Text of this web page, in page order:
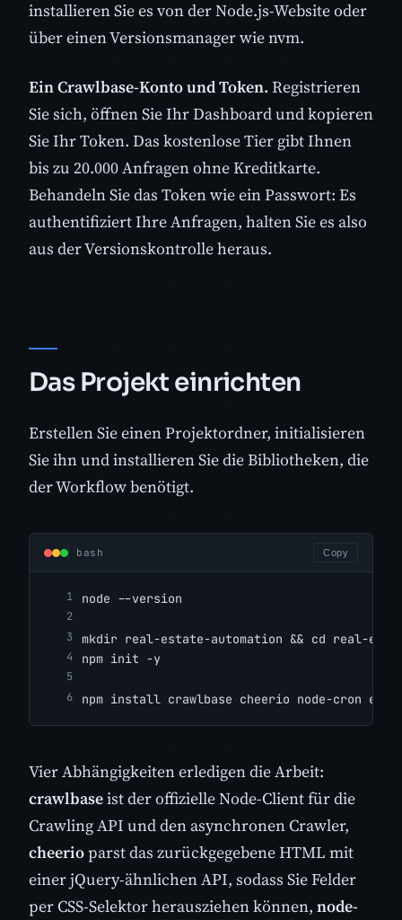
installieren Sie es von der Node.js-Website oder
über einen Versionsmanager wie nvm.
Ein Crawlbase-Konto und Token. Registrieren
Sie sich, öffnen Sie Ihr Dashboard und kopieren
Sie Ihr Token. Das kostenlose Tier gibt Ihnen
bis zu 20.000 Anfragen ohne Kreditkarte.
Behandeln Sie das Token wie ein Passwort: Es
authentifiziert Ihre Anfragen, halten Sie es also
aus der Versionskontrolle heraus.
Das Projekt einrichten
Erstellen Sie einen Projektordner, initialisieren
Sie ihn und installieren Sie die Bibliotheken, die
der Workflow benötigt.
bash Copy
node --version
mkdir real-estate-automation && cd real-
npm init -y
npm install crawlbase cheerio node-cron
Vier Abhängigkeiten erledigen die Arbeit:
crawlbaseist der offizielle Node-Client für die
Crawling API und den asynchronen Crawler,
cheerioparst das zurückgegebene HTML mit
einer jQuery-ähnlichen API, sodass Sie Felder
per CSS-Selektor herausziehen können, node-